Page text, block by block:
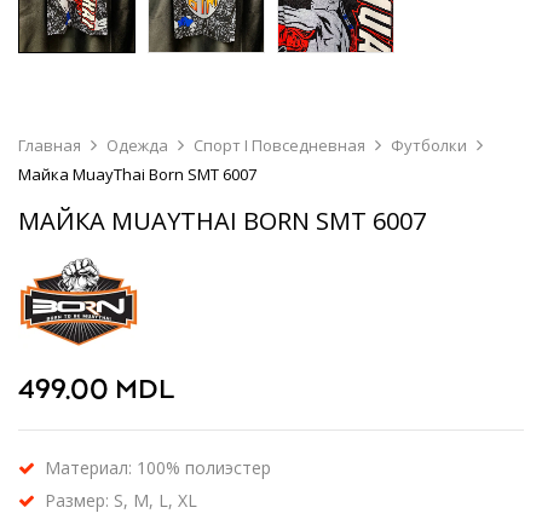
Главная Одежда Спорт I Повседневная
Футболки
Майка MuayThai Born SMT 6007
МАЙКА MUAYTHAI BORN SMT 6007
499.00 MDL
Материал: 100% полиэстер
Размер: S, M, L, XL